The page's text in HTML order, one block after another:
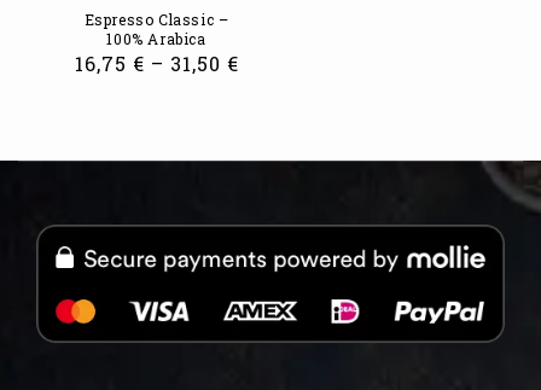
Espresso Classic –
100% Arabica
16,75 € – 31,50 €